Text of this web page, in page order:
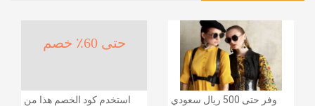
حتى 60٪ خصم
استخدم كود الخصم هذا من
وفر حتى 500 ريال سعودي